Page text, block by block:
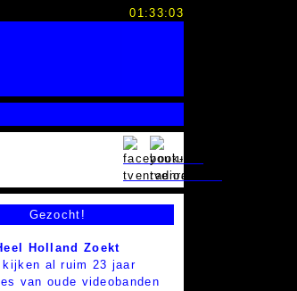
01:33:04
Gezocht!
Holland Zoekt
kijken al ruim 23 jaar
van oude videobanden